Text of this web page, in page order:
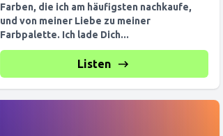
Farben, die ich am häufigsten nachkaufe,
und von meiner Liebe zu meiner
Farbpalette. Ich lade Dich...
Listen